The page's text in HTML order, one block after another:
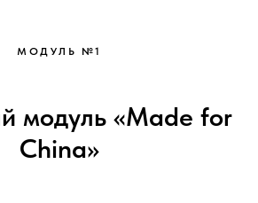
МОДУЛЬ №1
модуль «Made for
China»